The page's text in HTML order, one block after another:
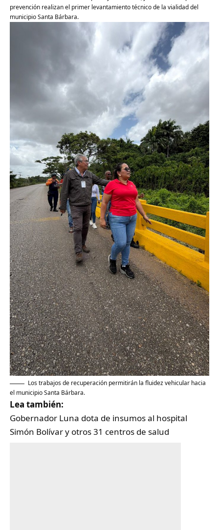
prevención realizan el primer levantamiento técnico de la vialidad del
municipio Santa Bárbara.
Los trabajos de recuperación permitirán la fluidez vehicular hacia
el municipio Santa Bárbara.
Lea también:
Gobernador Luna dota de insumos al hospital
Simón Bolívar y otros 31 centros de salud